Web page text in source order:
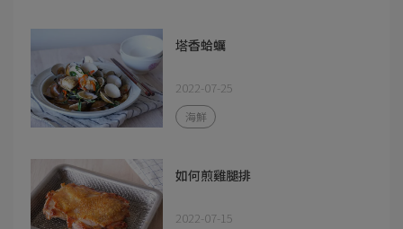
塔香蛤蠣
2022-07-25
海鮮
如何煎雞腿排
2022-07-15